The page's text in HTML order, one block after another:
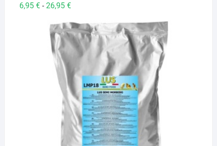
6,95 € - 26,95 €Rango
precios:
desde
6,95 €
26,95 €